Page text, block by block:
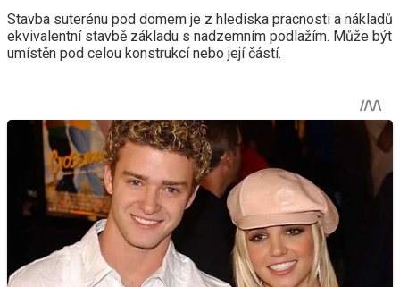
Stavba suterénu pod domem je z hlediska pracnosti a nákladů
ekvivalentní stavbě základu s nadzemním podlažím. Může být
umístěn pod celou konstrukcí nebo její částí.